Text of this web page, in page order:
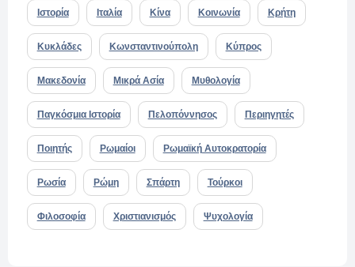
Ιστορία Ιταλία Κίνα Κοινωνία Κρήτη
Κυκλάδες Κωνσταντινούπολη Κύπρος
Μακεδονία Μικρά Ασία Μυθολογία
Παγκόσμια Ιστορία Πελοπόννησος Περιηγητές
Ποιητής Ρωμαίοι Ρωμαϊκή Αυτοκρατορία
Ρωσία Ρώμη Σπάρτη Τούρκοι
Φιλοσοφία Χριστιανισμός Ψυχολογία